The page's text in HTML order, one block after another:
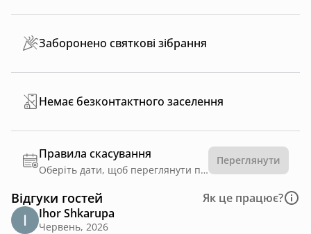
Заборонено святкові зібрання
Немає безконтактного заселення
Правила скасування
Оберіть дати, щоб переглянути правила
Переглянути
Відгуки гостей
Як це працює?
Ihor Shkarupa
Червень, 2026